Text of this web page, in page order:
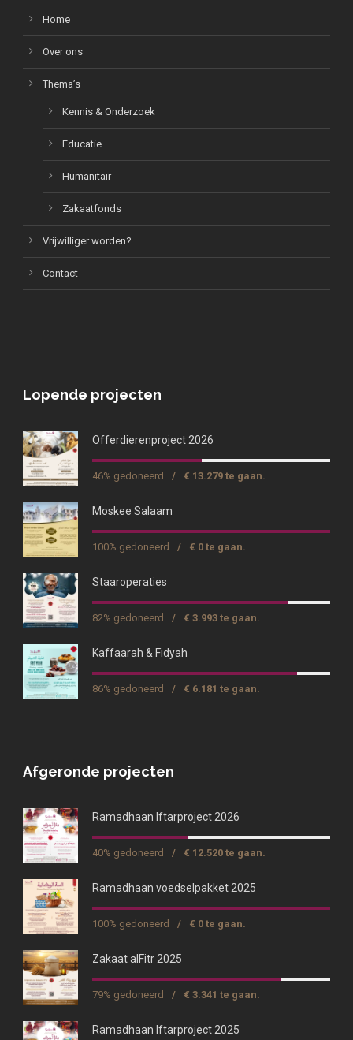
Home
Over ons
Thema’s
Kennis & Onderzoek
Educatie
Humanitair
Zakaatfonds
Vrijwilliger worden?
Contact
Lopende projecten
Offerdierenproject 2026
46% gedoneerd / € 13.279 te gaan.
Moskee Salaam
100% gedoneerd / € 0 te gaan.
Staaroperaties
82% gedoneerd / € 3.993 te gaan.
Kaffaarah & Fidyah
86% gedoneerd / € 6.181 te gaan.
Afgeronde projecten
Ramadhaan Iftarproject 2026
40% gedoneerd / € 12.520 te gaan.
Ramadhaan voedselpakket 2025
100% gedoneerd / € 0 te gaan.
Zakaat alFitr 2025
79% gedoneerd / € 3.341 te gaan.
Ramadhaan Iftarproject 2025